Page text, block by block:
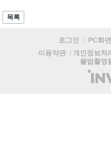
목록
로그인 PC화면
이용약관
개인정보처
불법촬영